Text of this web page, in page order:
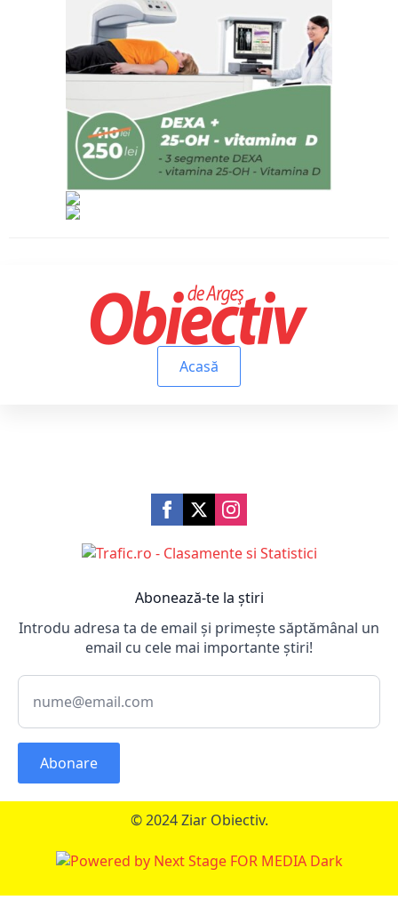
Acasă
Abonează-te la știri
Introdu adresa ta de email și primește săptămânal un
email cu cele mai importante știri!
Abonare
© 2024 Ziar Obiectiv.